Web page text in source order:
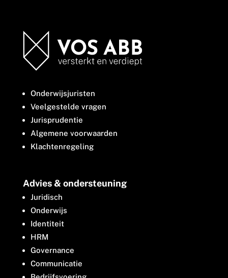
Onderwijsjuristen
Veelgestelde vragen
Jurisprudentie
Algemene voorwaarden
Klachtenregeling
Advies & ondersteuning
Juridisch
Onderwijs
Identiteit
HRM
Governance
Communicatie